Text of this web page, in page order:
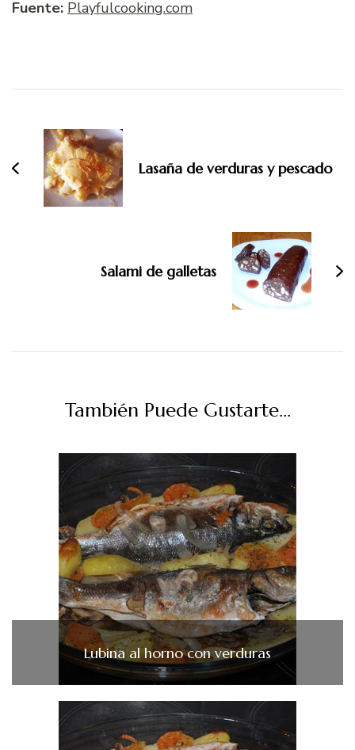
Fuente: Playfulcooking.com
entradas
Lasaña de verduras y pescado
Salami de galletas
También Puede Gustarte...
Lubina al horno con verduras